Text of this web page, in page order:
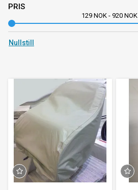
PRIS
129 NOK - 920 NOK
Nullstill